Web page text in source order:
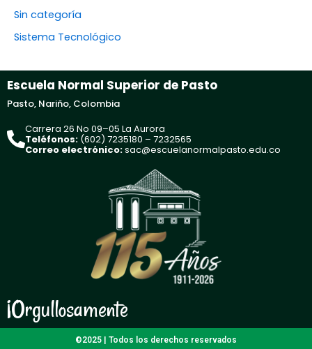
Sin categoría
Sistema Tecnológico
Escuela Normal Superior de Pasto
Pasto, Nariño, Colombia
Carrera 26 No 09–05 La Aurora
Teléfonos: (602) 7235180 – 7232565
Correo electrónico:sac@escuelanormalpasto.edu.co
¡Orgullosamente
©2025 | Todos los derechos reservados